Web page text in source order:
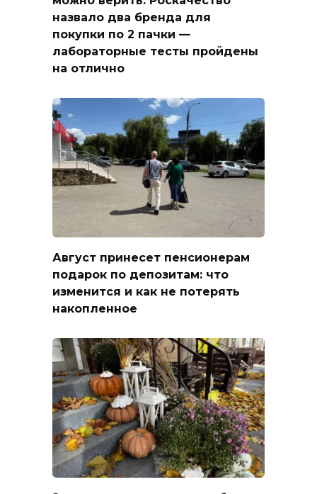
назвало два бренда для
покупки по 2 пачки —
лабораторные тесты пройдены
на отлично
Август принесет пенсионерам
подарок по депозитам: что
изменится и как не потерять
накопленное